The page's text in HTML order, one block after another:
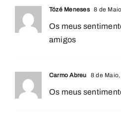
Tózé Meneses 8 de
Os meus
amigos
Carmo Abreu 8 de
Os meus